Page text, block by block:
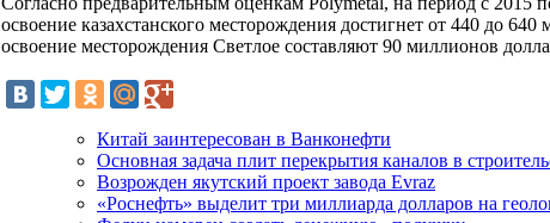
освоение казахстанского месторождения достигнет от 440 до
освоение месторождения Светлое составляют 90 миллионов
Китай заинтересован в Ванконефти
Основная задача плит перекрытия каналов в
Возрожден якутский проект завода Evraz
«Роснефть» выделит три миллиарда долларов на